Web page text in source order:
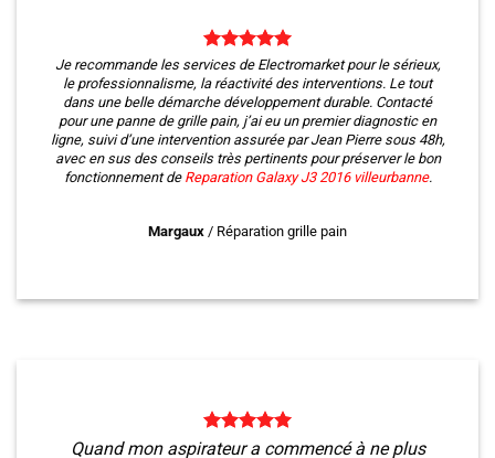
Je recommande les services de Electromarket pour le sérieux,
le professionnalisme, la réactivité des interventions. Le tout
dans une belle démarche développement durable. Contacté
pour une panne de grille pain, j’ai eu un premier diagnostic en
ligne, suivi d’une intervention assurée par Jean Pierre sous 48h,
avec en sus des conseils très pertinents pour préserver le bon
fonctionnement de Reparation Galaxy J3 2016villeurbanne.
Margaux / Réparation grille pain
Quand mon aspirateur a commencé à ne plus